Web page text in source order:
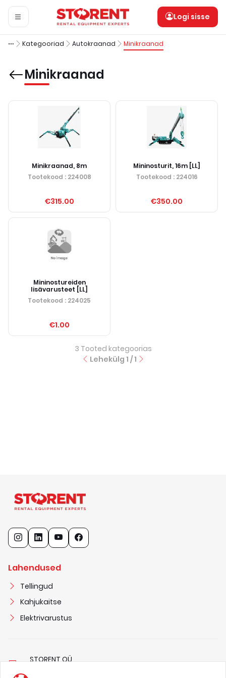
Logi sisse
Kategooriad Autokraanad Minikraanad
Minikraanad
Minikraanad, 8m
Tootekood : 224008
€315.00
Mininosturit, 16m [LL]
Tootekood : 224016
€350.00
Mininostureiden
lisävarusteet [LL]
Tootekood : 224025
€1.00
3 Tooted kategoorias
Lehekülg 1 /1
Lahendused
Tellingud
Kahjukaitse
Elektrivarustus
STORENT OÜ